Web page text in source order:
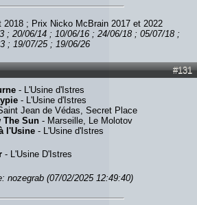
2018 ; Prix Nicko McBrain 2017 et 2022
; 20/06/14 ; 10/06/16 ; 24/06/18 ; 05/07/18 ;
; 19/07/25 ; 19/06/26
#131
- L'Usine d'Istres
- L'Usine d'Istres
Jean de Védas, Secret Place
The Sun - Marseille, Le Molotov
l'Usine - L'Usine d'Istres
- L'Usine D'Istres
nozegrab (07/02/2025 12:49:40)